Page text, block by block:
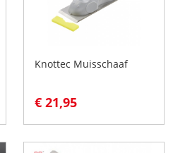
Knottec Muisschaaf
€ 21,95